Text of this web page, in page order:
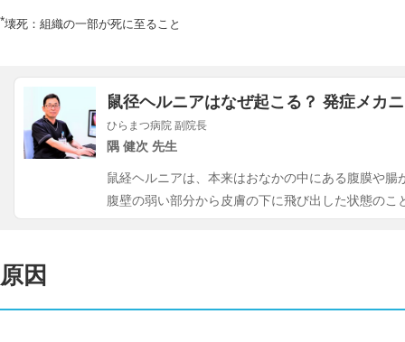
*壊死：組織の一部が死に至ること
鼠径ヘルニアはなぜ起こる？ 発症メカ
ひらまつ病院 副院長
隅 健次 先生
鼠経ヘルニアは、本来はおなかの中にある腹膜や
腹壁の弱い部分から皮膚の下に飛び出した状態のこ
原因